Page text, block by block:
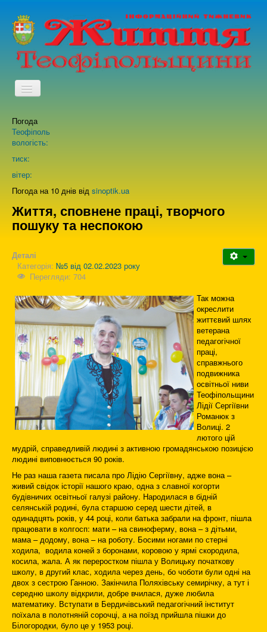
TPL_PROTOSTAR_TOGGLE_MENU
Про нас
Зворотній зв'язок
Погода
Теофіполь
вологість:
тиск:
вітер:
Погода на 10 днів від sinoptik.ua
Життя, сповнене праці, творчого
пошуку та неспокою
Деталі
Категорія: №5 від 02.02.2023 року
Перегляди: 704
Так можна
окреслити
життєвий шлях
ветерана
педагогічної
праці,
справжнього
подвижника
освітньої ниви
Теофіпольщини
Лідії Сергіївни
Романюк з
Волиці. 2
лютого цій
мудрій, справедливій людині з активною громадянською позицією
людині виповнюється 90 років.
Не раз наша газета писала про Лідію Сергіївну, адже вона –
живий свідок історії нашого краю, одна з славної когорти
будівничих освітньої галузі району. Народилася в бідній
селянській родині, була старшою серед шести дітей, в
одинадцять років, у 44 році, коли батька забрали на фронт, пішла
працювати в колгосп: мати – на свиноферму, вона – з дітьми,
мама – додому, вона – на роботу. Босими ногами по стерні
ходила, водила коней з боронами, коровою у ярмі скородила,
косила, жала. А як переростком пішла у Волицьку початкову
школу, в другий клас, ходила через день, бо чоботи були одні на
двох з сестрою Ганною. Закінчила Поляхівську семирічку, а тут і
середню школу відкрили, добре вчилася, дуже любила
математику. Вступати в Бердичівський педагогічний інститут
поїхала в полотняній сорочці, а на поїзд прийшла пішки до
Білогородки, було це у 1953 році.